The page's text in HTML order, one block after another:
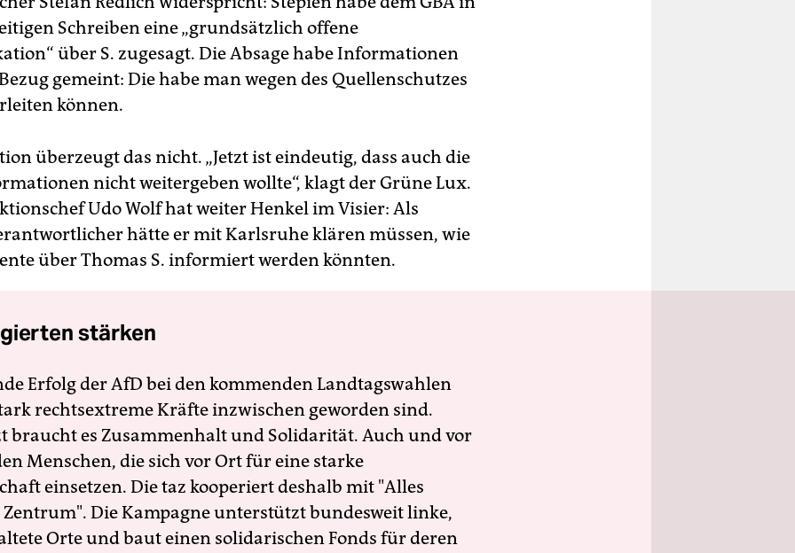
Schreiben eine „grundsätzlich offene
über S. zugesagt. Die Absage habe Informationen
gemeint: Die habe man wegen des Quellenschutzes
können.
überzeugt das nicht. „Jetzt ist eindeutig, dass auch die
nicht weitergeben wollte“, klagt der Grüne Lux.
Udo Wolf hat weiter Henkel im Visier: Als
hätte er mit Karlsruhe klären müssen, wie
über Thomas S. informiert werden könnten.
stärken
Erfolg der AfD bei den kommenden Landtagswahlen
rechtsextreme Kräfte inzwischen geworden sind.
braucht es Zusammenhalt und Solidarität. Auch und vor
Menschen, die sich vor Ort für eine starke
einsetzen. Die taz kooperiert deshalb mit "Alles
Die Kampagne unterstützt bundesweit linke,
Orte und baut einen solidarischen Fonds für deren